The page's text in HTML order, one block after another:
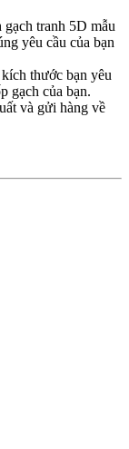
tranh 5D mẫu
yêu cầu của bạn
thước bạn yêu
gạch của bạn.
và gửi hàng về